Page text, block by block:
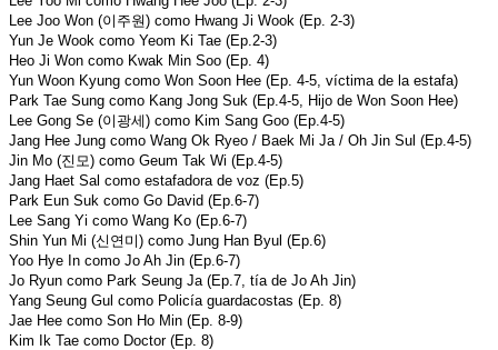
Lee Joo Won (이주원) como Hwang Ji Wook (Ep. 2-3)
Yun Je Wook como Yeom Ki Tae (Ep.2-3)
Heo Ji Won como Kwak Min Soo (Ep. 4)
Yun Woon Kyung como Won Soon Hee (Ep. 4-5, víctima de la estafa)
Park Tae Sung como Kang Jong Suk (Ep.4-5, Hijo de Won Soon Hee)
Lee Gong Se (이광세) como Kim Sang Goo (Ep.4-5)
Jang Hee Jung como Wang Ok Ryeo / Baek Mi Ja / Oh Jin Sul (Ep.4-5)
Jin Mo (진모) como Geum Tak Wi (Ep.4-5)
Jang Haet Sal como estafadora de voz (Ep.5)
Park Eun Suk como Go David (Ep.6-7)
Lee Sang Yi como Wang Ko (Ep.6-7)
Shin Yun Mi (신연미) como Jung Han Byul (Ep.6)
Yoo Hye In como Jo Ah Jin (Ep.6-7)
Jo Ryun como Park Seung Ja (Ep.7, tía de Jo Ah Jin)
Yang Seung Gul como Policía guardacostas (Ep. 8)
Jae Hee como Son Ho Min (Ep. 8-9)
Kim Ik Tae como Doctor (Ep. 8)